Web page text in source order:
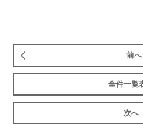
前へ
全件一覧
次へ